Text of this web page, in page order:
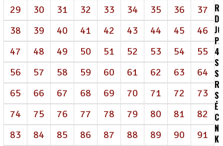
29
30 31 32 33 34 35 36
37
38
39 40 41 42 43 44 45
46
47
48 49 50 51 52 53 54
55
56
57 58 59 60 61 62 63
64
65
66 67 68 69 70 71 72
73
74
75 76 77 78 79 80 81
82
83
84 85 86 87 88 89 90
91
DE
É
NA